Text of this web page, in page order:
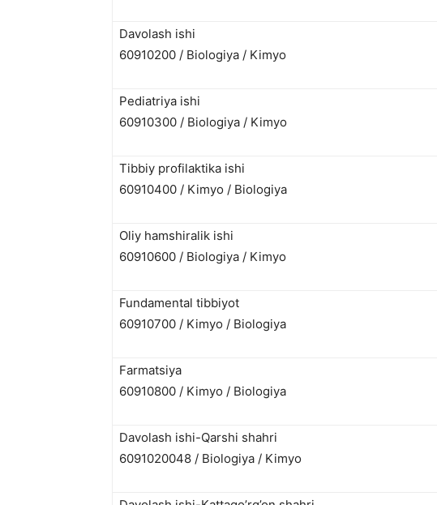
Davolash ishi
60910200 / Biologiya / Kimyo
Pediatriya ishi
60910300 / Biologiya / Kimyo
Tibbiy profilaktika ishi
60910400 / Kimyo / Biologiya
Oliy hamshiralik ishi
60910600 / Biologiya / Kimyo
Fundamental tibbiyot
60910700 / Kimyo / Biologiya
Farmatsiya
60910800 / Kimyo / Biologiya
Davolash ishi-Qarshi shahri
6091020048 / Biologiya / Kimyo